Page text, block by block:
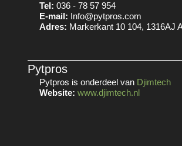
Tel: 036 - 78 57 954
E-mail: Info@pytpros.com
Adres: Markerkant 10 104, 1316AJ
Pytpros
Pytpros is onderdeel van Djimtech
Website: www.djimtech.nl